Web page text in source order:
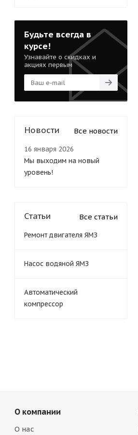
Будьте всегда в
курсе!
Узнавайте о скидках и
акциях первым
Новости Все новости
16 января 2026
Мы выходим на новый
уровень!
Статьи Все статьи
Ремонт двигателя ЯМЗ
Насос водяной ЯМЗ
Автоматический
компрессор
О компании
О нас